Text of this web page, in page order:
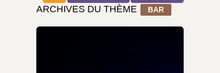
ARCHIVES DU THÈME BAR